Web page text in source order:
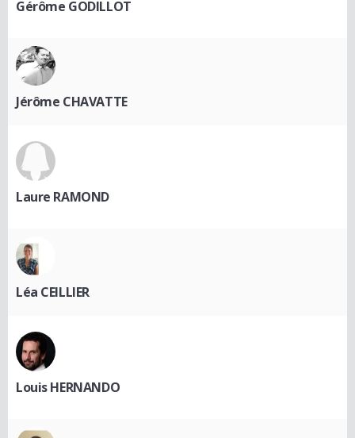
Gérôme GODILLOT
Jérôme CHAVATTE
Laure RAMOND
Léa CEILLIER
Louis HERNANDO